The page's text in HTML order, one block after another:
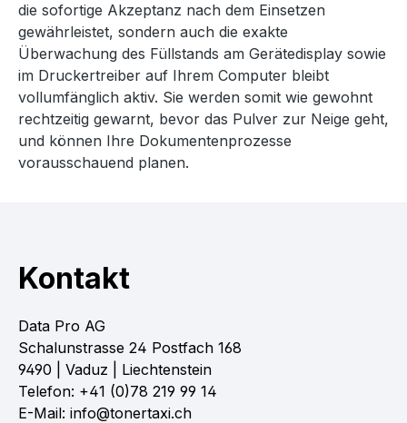
die sofortige Akzeptanz nach dem Einsetzen
gewährleistet, sondern auch die exakte
Überwachung des Füllstands am Gerätedisplay sowie
im Druckertreiber auf Ihrem Computer bleibt
vollumfänglich aktiv. Sie werden somit wie gewohnt
rechtzeitig gewarnt, bevor das Pulver zur Neige geht,
und können Ihre Dokumentenprozesse
vorausschauend planen.
Kontakt
Data Pro AG
Schalunstrasse 24 Postfach 168
9490 | Vaduz | Liechtenstein
Telefon: +41 (0)78 219 99 14
E-Mail: info@tonertaxi.ch